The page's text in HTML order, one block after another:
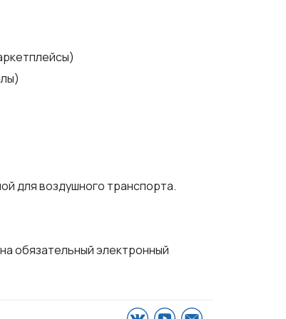
для воздушного транспорта.
обязательный электронный